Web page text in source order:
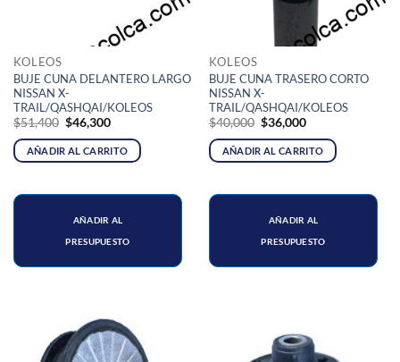
KOLEOS
BUJE CUNA DELANTERO LARGO
NISSAN X-
TRAIL/QASHQAI/KOLEOS
$51,400 El
precio
original
era:
$46,300El
actual
es:
AÑADIR AL CARRITO
AÑADIR AL
PRESUPUESTO
KOLEOS
BUJE CUNA TRASERO CORTO
NISSAN X-
TRAIL/QASHQAI/KOLEOS
$40,000 El
precio
original
era:
$36,000El
actual
es:
AÑADIR AL CARRITO
AÑADIR AL
PRESUPUESTO